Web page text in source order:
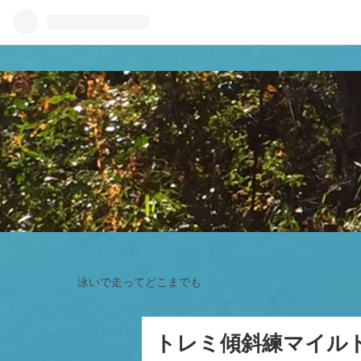
泳いで走ってどこまでも
トレミ傾斜練マイル